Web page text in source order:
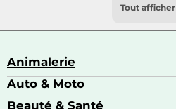
Tout afficher
Animalerie
Abris pour animaux sauvages
Aquariophilie
Auto & Moto
Accessoires auto
Beauté & Santé